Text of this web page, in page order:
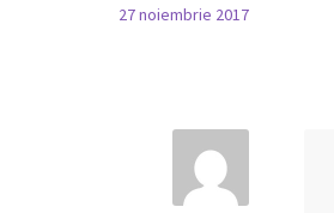
27 noiembrie 2017